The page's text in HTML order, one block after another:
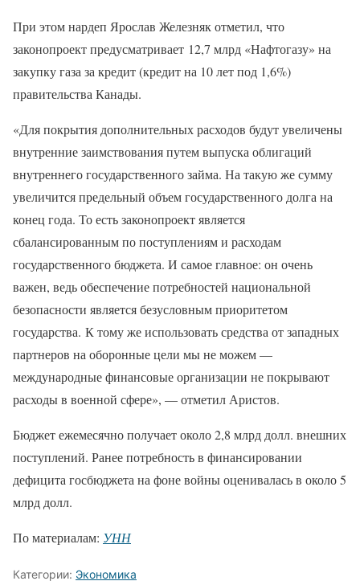
При этом нардеп Ярослав Железняк отметил, что
законопроект предусматривает 12,7 млрд «Нафтогазу» на
закупку газа за кредит (кредит на 10 лет под 1,6%)
правительства Канады.
«Для покрытия дополнительных расходов будут увеличены
внутренние заимствования путем выпуска облигаций
внутреннего государственного займа. На такую ​​же сумму
увеличится предельный объем государственного долга на
конец года. То есть законопроект является
сбалансированным по поступлениям и расходам
государственного бюджета. И самое главное: он очень
важен, ведь обеспечение потребностей национальной
безопасности является безусловным приоритетом
государства. К тому же использовать средства от западных
партнеров на оборонные цели мы не можем —
международные финансовые организации не покрывают
расходы в военной сфере», — отметил Аристов.
Бюджет ежемесячно получает около 2,8 млрд долл. внешних
поступлений. Ранее потребность в финансировании
дефицита госбюджета на фоне войны оценивалась в около 5
млрд долл.
По материалам: УНН
Категории: Экономика